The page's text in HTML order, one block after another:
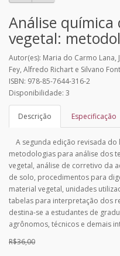
Análise química
vegetal:
Autor(es): Maria do Carmo Lana,
Fey, Alfredo Richart e Silvano
ISBN: 978-85-7644-316-2
Disponibilidade: 3
Descrição Especificação
A segunda edição revisada do
metodologias para análise dos
vegetal, análise de corretivo da
de solo, procedimentos para
material vegetal, unidades
tabelas para interpretação dos
destina-se a estudantes de
agrônomos, técnicos e demais
R$36,00